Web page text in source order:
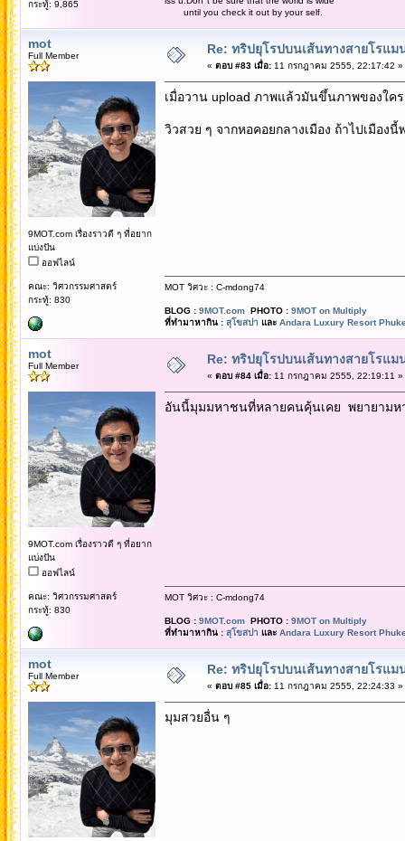
กระทู้: 9,865
until you check it out by your self.
mot
Full Member
9MOT.com เรื่องราวดี ๆ ที่อยาก
แบ่งปัน
ออฟไลน์
คณะ: วิศวกรรมศาสตร์
กระทู้: 830
Re: ทริปยุโรปบนเส้นทางสายโรแม
« ตอบ #83 เมื่อ:11 กรกฎาคม 2555, 22:17:42 »
เมื่อวาน upload ภาพแล้วมันขึ้นภาพของใค
วิวสวย ๆ จากหอคอยกลางเมือง ถ้าไปเมือง
MOT วิศวะ : C-mdong74
BLOG : 9MOT.comPHOTO : 9MOT on Multiply
ที่ทำมาหากิน : สุโขสปา และ Andara Luxury Resort
mot
Full Member
9MOT.com เรื่องราวดี ๆ ที่อยาก
แบ่งปัน
ออฟไลน์
คณะ: วิศวกรรมศาสตร์
กระทู้: 830
Re: ทริปยุโรปบนเส้นทางสายโรแม
« ตอบ #84 เมื่อ:11 กรกฎาคม 2555, 22:19:11 »
อันนี้มุมมหาชนที่หลายคนคุ้นเคย พยายามห
MOT วิศวะ : C-mdong74
BLOG : 9MOT.comPHOTO : 9MOT on Multiply
ที่ทำมาหากิน : สุโขสปา และ Andara Luxury Resort
mot
Full Member Re: ทริปยุโรปบนเส้นทางสายโรแม
« ตอบ #85 เมื่อ:11 กรกฎาคม 2555, 22:24:33 »
มุมสวยอื่น ๆ